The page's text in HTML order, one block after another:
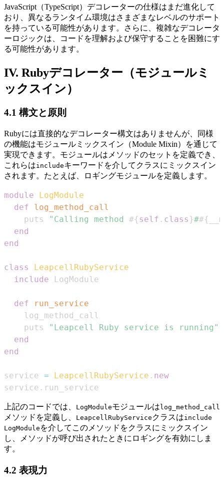
JavaScript（TypeScript）デコレーターの仕様はまだ進化して
おり、異なるランタイム環境はさまざまなレベルのサポート
を持っている可能性があります。さらに、複雑なデコレータ
ーロジックは、コードを理解および保守することを困難にす
る可能性があります。
IV. Rubyデコレーター（モジュールミ
ックスイン）
4.1 構文と原則
Rubyには直接的なデコレーター構文はありませんが、同様
の機能はモジュールミックスイン（Module Mixin）を通じて
実現できます。モジュールはメソッドのセットを定義でき、
これらはincludeキーワードを介してクラスにミックスイン
されます。たとえば、ロギングモジュールを定義します。
module
LogModule
def
log_method_call
    puts
"Calling method #{self . class }##{
end
end
class
LeapcellRubyService
include
def
run_service
    puts
"Leapcell Ruby service is running"
end
end
service = LeapcellRubyService . new
service . run_service
上記のコードでは、 LogModuleモジュールは log_method_call
メソッドを定義し、 LeapcellRubyService クラスはinclude
LogModule を介してこのメソッドをクラスにミックスイン
し、メソッドが呼び出されたときにロギングを有効にしま
す。
4.2 表現力